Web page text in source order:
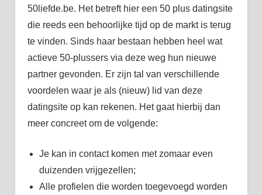
50liefde.be. Het betreft hier een 50 plus datingsite
die reeds een behoorlijke tijd op de markt is terug
te vinden. Sinds haar bestaan hebben heel wat
actieve 50-plussers via deze weg hun nieuwe
partner gevonden. Er zijn tal van verschillende
voordelen waar je als (nieuw) lid van deze
datingsite op kan rekenen. Het gaat hierbij dan
meer concreet om de volgende:
Je kan in contact komen met zomaar even
duizenden vrijgezellen;
Alle profielen die worden toegevoegd worden